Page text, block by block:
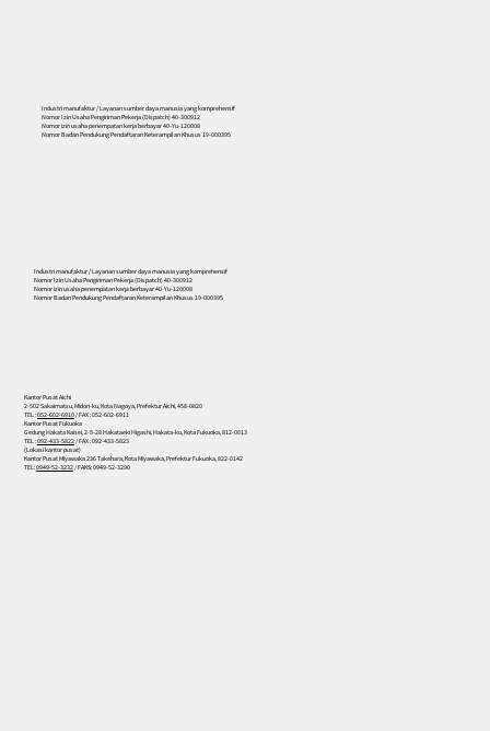
Industri manufaktur / Layanan sumber daya manusia yang komprehensif
Nomor Izin Usaha Pengiriman Pekerja (Dispatch) 40-300912
Nomor izin usaha penempatan kerja berbayar 40-Yu-120008
Nomor Badan Pendukung Pendaftaran Keterampilan Khusus 19-000395
Industri manufaktur / Layanan sumber daya manusia yang komprehensif
Nomor Izin Usaha Pengiriman Pekerja (Dispatch) 40-300912
Nomor izin usaha penempatan kerja berbayar 40-Yu-120008
Nomor Badan Pendukung Pendaftaran Keterampilan Khusus 19-000395
Kantor Pusat Aichi
2-502 Sakaimatsu, Midori-ku, Kota Nagoya, Prefektur Aichi, 458-0820
TEL :052-602-6910/ FAX : 052-602-6911
Kantor Pusat Fukuoka
Gedung Hakata Kaisei, 2-5-28 Hakataeki Higashi, Hakata-ku, Kota Fukuoka, 812-0013
TEL :092-433-5822/ FAX : 092-433-5823
(Lokasi kantor pusat)
Kantor Pusat Miyawaka 236 Takehara, Kota Miyawaka, Prefektur Fukuoka, 822-0142
TEL:0949-52-3232/ FAKS: 0949-52-3290